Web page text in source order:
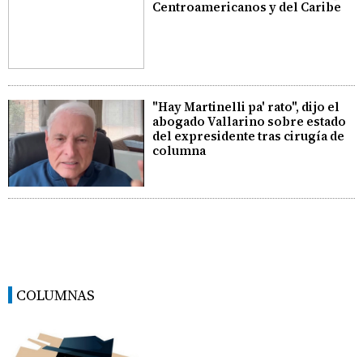
Centroamericanos y del Caribe
"Hay Martinelli pa' rato", dijo el
abogado Vallarino sobre estado
del expresidente tras cirugía de
columna
COLUMNAS